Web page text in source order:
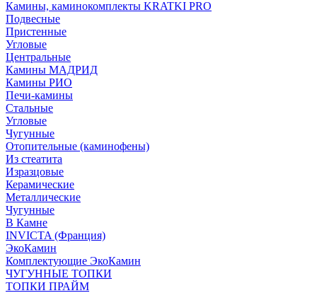
Камины, каминокомплекты KRATKI PRO
Подвесные
Пристенные
Угловые
Центральные
Камины МАДРИД
Камины РИО
Печи-камины
Стальные
Угловые
Чугунные
Отопительные (каминофены)
Из стеатита
Изразцовые
Керамические
Металлические
Чугунные
В Камне
INVICTA (Франция)
ЭкоКамин
Комплектующие ЭкоКамин
ЧУГУННЫЕ ТОПКИ
ТОПКИ ПРАЙМ